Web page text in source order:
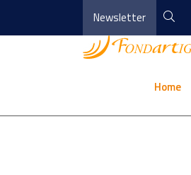
Newsletter
Home